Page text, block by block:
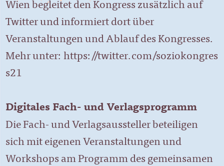
Wien begleitet den Kongress zusätzlich auf
Twitter und informiert dort über
Veranstaltungen und Ablauf des Kongresses.
Mehr unter: https://twitter.com/soziokongres
s21
Digitales Fach- und Verlagsprogramm
Die Fach- und Verlagsaussteller beteiligen
sich mit eigenen Veranstaltungen und
Workshops am Programm des gemeinsamen